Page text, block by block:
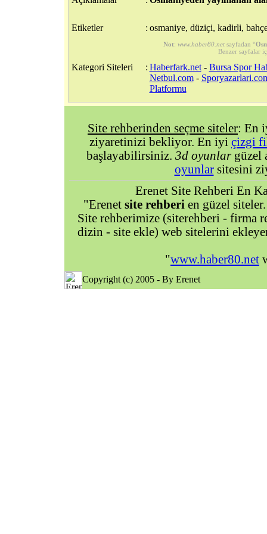
Etiketler : osmaniye, düziçi, kadirli,
Not: www.haber80.net sayfadan “
Benzer sayfalar
Kategori Siteleri : Haberfark.net- Bursa Spor
Netbul.com-
Platformu
Site rehberinden seçme siteler: En
ziyaretinizi bekliyor. En iyi çizgi
başlayabilirsiniz. 3d oyunlargüzel
oyunlarsitesini
Erenet Site Rehberi En
"Erenet site rehberi en güzel
Site rehberimize (siterehberi - firma
dizin - site ekle) web sitelerini
"www.haber80.net
Copyright (c) 2005 - By Erenet